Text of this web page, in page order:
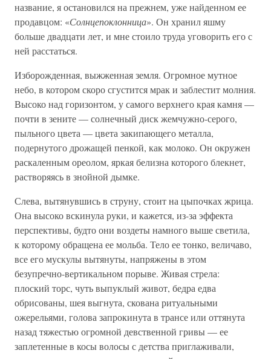
название, я остановился на прежнем, уже найденном ее
продавцом: «Солнцепоклонница». Он хранил яшму
больше двадцати лет, и мне стоило труда уговорить его с
ней расстаться.
Изборожденная, выжженная земля. Огромное мутное
небо, в котором скоро сгустится мрак и заблестит молния.
Высоко над горизонтом, у самого верхнего края камня —
почти в зените — солнечный диск жемчужно-серого,
пыльного цвета — цвета закипающего металла,
подернутого дрожащей пенкой, как молоко. Он окружен
раскаленным ореолом, яркая белизна которого блекнет,
растворяясь в знойной дымке.
Слева, вытянувшись в струну, стоит на цыпочках жрица.
Она высоко вскинула руки, и кажется, из-за эффекта
перспективы, будто они воздеты намного выше светила,
к которому обращена ее мольба. Тело ее тонко, величаво,
все его мускулы вытянуты, напряжены в этом
безупречно-вертикальном порыве. Живая стрела:
плоский торс, чуть выпуклый живот, бедра едва
обрисованы, шея выгнута, скована ритуальными
ожерельями, голова запрокинута в трансе или оттянута
назад тяжестью огромной девственной гривы — ее
заплетенные в косы волосы с детства приглаживали,